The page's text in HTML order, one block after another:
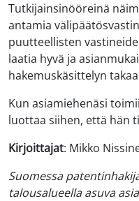
Tutkijainsinööreinä
antamia
puutteellisten
laatia hyvä ja
hakemuskäsittelyn
Kun asiamiehenäsi
luottaa siihen, että hän
Kirjoittajat: Mikko
Suomessa
talousalueella asuva